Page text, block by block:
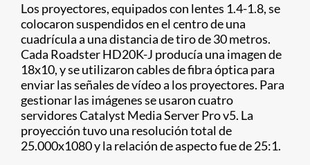
Los proyectores, equipados con lentes 1.4-1.8, se
colocaron suspendidos en el centro de una
cuadrícula a una distancia de tiro de 30 metros.
Cada Roadster HD20K-J producía una imagen de
18x10, y se utilizaron cables de fibra óptica para
enviar las señales de vídeo a los proyectores. Para
gestionar las imágenes se usaron cuatro
servidores Catalyst Media Server Pro v5. La
proyección tuvo una resolución total de
25.000x1080 y la relación de aspecto fue de 25:1.